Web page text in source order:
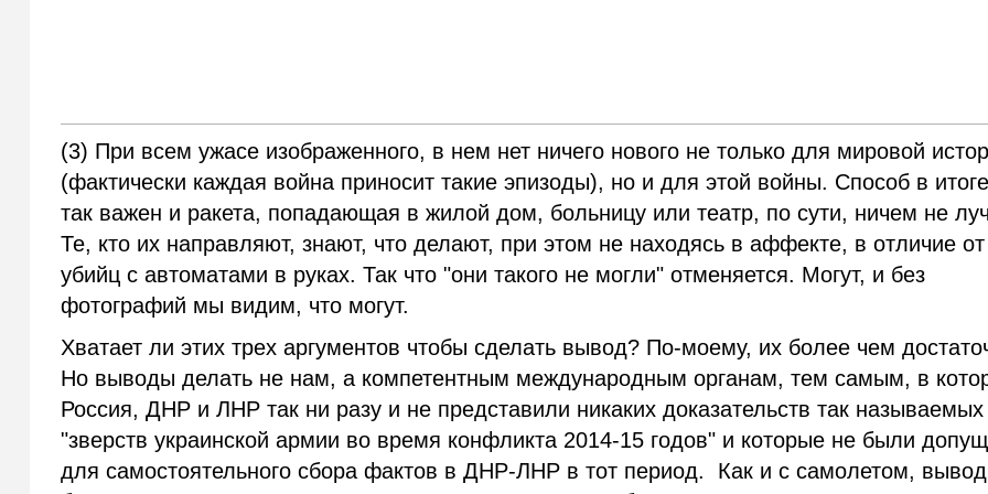
(3) При всем ужасе изображенного, в нем нет ничего нового не только для мировой
(фактически каждая война приносит такие эпизоды), но и для этой войны. Способ в
так важен и ракета, попадающая в жилой дом, больницу или театр, по сути, ничем не
Те, кто их направляют, знают, что делают, при этом не находясь в аффекте, в отличие от
убийц с автоматами в руках. Так что "они такого не могли" отменяется. Могут, и без
фотографий мы видим, что могут.
Хватает ли этих трех аргументов чтобы сделать вывод? По-моему, их более чем
Но выводы делать не нам, а компетентным международным органам, тем самым, в
Россия, ДНР и ЛНР так ни разу и не представили никаких доказательств так называемых
"зверств украинской армии во время конфликта 2014-15 годов" и которые не были
для самостоятельного сбора фактов в ДНР-ЛНР в тот период. Как и с самолетом,